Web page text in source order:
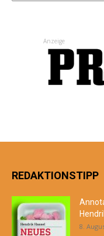
Anzeige
REDAKTIONSTIPP
8.